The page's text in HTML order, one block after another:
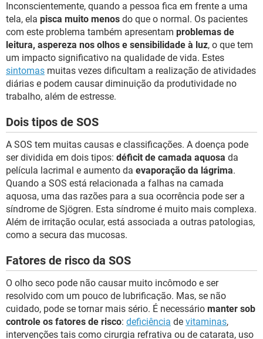
Inconscientemente, quando a pessoa fica em frente a uma
tela, ela pisca muito menos do que o normal. Os pacientes
com este problema também apresentam problemas de
leitura, aspereza nos olhos e sensibilidade à luz, o que tem
um impacto significativo na qualidade de vida. Estes
sintomas muitas vezes dificultam a realização de atividades
diárias e podem causar diminuição da produtividade no
trabalho, além de estresse.
Dois tipos de SOS
A SOS tem muitas causas e classificações. A doença pode
ser dividida em dois tipos: déficit de camada aquosa da
película lacrimal e aumento da evaporação da lágrima.
Quando a SOS está relacionada a falhas na camada
aquosa, uma das razões para a sua ocorrência pode ser a
síndrome de Sjögren. Esta síndrome é muito mais complexa.
Além de irritação ocular, está associada a outras patologias,
como a secura das mucosas.
Fatores de risco da SOS
O olho seco pode não causar muito incômodo e ser
resolvido com um pouco de lubrificação. Mas, se não
cuidado, pode se tornar mais sério. É necessário manter sob
controle os fatores de risco: deficiência de vitaminas,
intervenções tais como cirurgia refrativa ou de catarata, uso